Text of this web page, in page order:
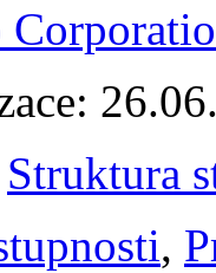
Struktura
,